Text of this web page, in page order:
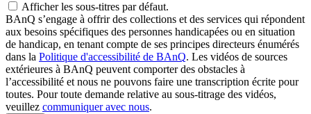
Afficher les sous-titres par défaut.
BAnQ s’engage à offrir des collections et des services qui répondent
aux besoins spécifiques des personnes handicapées ou en situation
de handicap, en tenant compte de ses principes directeurs énumérés
dans la Politique d'accessibilité de BAnQ. Les vidéos de sources
extérieures à BAnQ peuvent comporter des obstacles à
l’accessibilité et nous ne pouvons faire une transcription écrite pour
toutes. Pour toute demande relative au sous-titrage des vidéos,
veuillez communiquer avec nous.